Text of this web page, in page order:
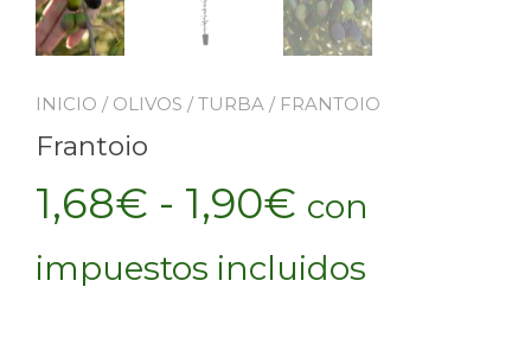
INICIO / OLIVOS /TURBA / FRANTOIO
Frantoio
1,68€ - 1,90€ Rango
de
precios:
con
impuestos incluidos